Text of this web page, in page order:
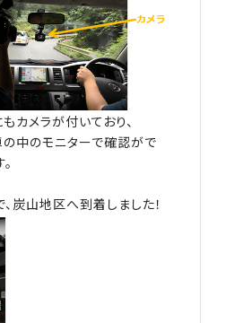
カメラが付いており、
中のモニターで確認がで
炭山地区へ到着しました！